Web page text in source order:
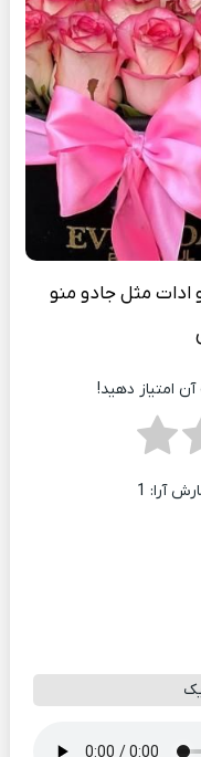
ادات مثل جادو منو
امتیاز دهید!
1